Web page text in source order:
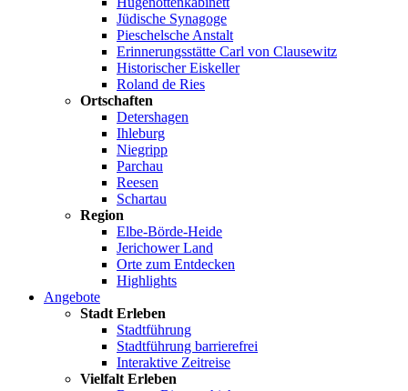
Jüdische Synagoge
Pieschelsche Anstalt
Erinnerungsstätte Carl von Clausewitz
Historischer Eiskeller
Roland de Ries
Ortschaften
Detershagen
Ihleburg
Niegripp
Parchau
Reesen
Schartau
Region
Elbe-Börde-Heide
Jerichower Land
Orte zum Entdecken
Highlights
Angebote
Stadt Erleben
Stadtführung
Stadtführung barrierefrei
Interaktive Zeitreise
Vielfalt Erleben